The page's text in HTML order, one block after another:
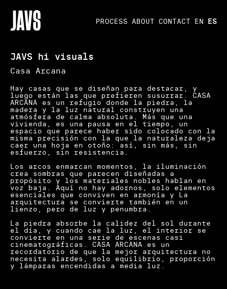
PROCESS ABOUT CONTACT EN ES
JAVS hi visuals
Casa Arcana
Hay casas que se diseñan para destacar, y
luego están las que prefieren susurrar. CASA
ARCANA es un refugio donde la piedra, la
madera y la luz natural construyen una
atmósfera de calma absoluta. Más que una
vivienda, es una pausa en el tiempo, un
espacio que parece haber sido colocado con la
misma precisión con la que la naturaleza deja
caer una hoja en otoño: así, sin más, sin
esfuerzo, sin resistencia.
Los arcos enmarcan momentos, la iluminación
crea sombras que parecen diseñadas a
propósito y los materiales nobles hablan en
voz baja. Aquí no hay adornos, solo elementos
esenciales que conviven en armonía y La
arquitectura se convierte también en un
lienzo, pero de luz y penumbra.
La piedra absorbe la calidez del sol durante
el día, y cuando cae la luz, el interior se
convierte en una serie de escenas casi
cinematográficas. CASA ARCANA es un
recordatorio de que la mejor arquitectura no
necesita alardes, solo equilibrio, proporción
y lámparas encendidas a media luz.